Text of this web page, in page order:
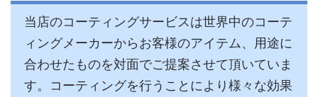
当店のコーティングサービスは世界中のコーテ
ィングメーカーからお客様のアイテム、用途に
合わせたものを対面でご提案させて頂いていま
す。コーティングを行うことにより様々な効果